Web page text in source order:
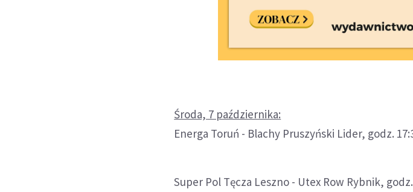
Środa, 7 października:
Energa Toruń - Blachy Pruszyński Lider, godz.
Super Pol Tęcza Leszno - Utex Row Rybnik,